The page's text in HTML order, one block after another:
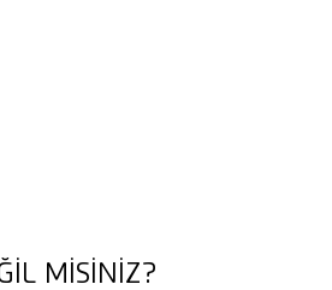
MISINIZ?